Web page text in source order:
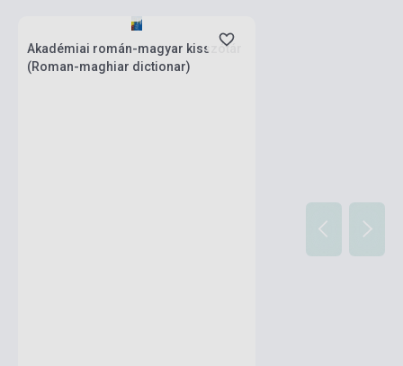
Akadémiai román-magyar kisszótár
(Roman-maghiar dictionar)